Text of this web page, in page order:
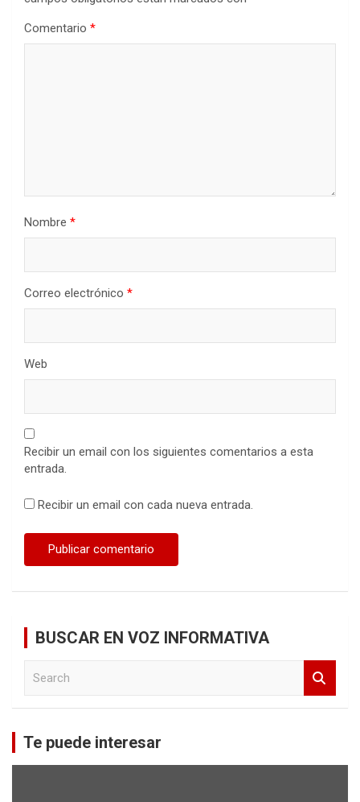
Comentario *
Nombre *
Correo electrónico *
Web
Recibir un email con los siguientes comentarios a esta
entrada.
Recibir un email con cada nueva entrada.
BUSCAR EN VOZ INFORMATIVA
c
h
Te puede interesar